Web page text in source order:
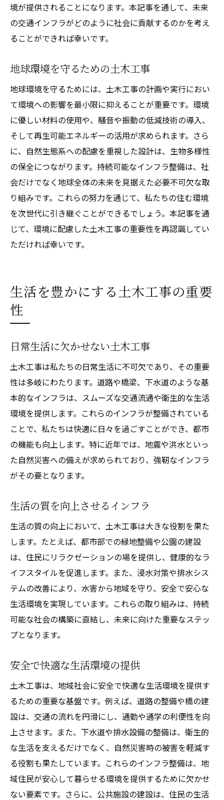
境が提供されることになります。本記事を通して、未来
の交通インフラがどのように社会に貢献するのかを考え
ることができれば幸いです。
地球環境を守るための土木工事
地球環境を守るためには、土木工事の計画や実行におい
て環境への影響を最小限に抑えることが重要です。環境
に優しい材料の使用や、騒音や振動の低減技術の導入、
そして再生可能エネルギーの活用が求められます。さら
に、自然生態系への配慮を重視した設計は、生物多様性
の保全につながります。持続可能なインフラ整備は、社
会だけでなく地球全体の未来を見据えた必要不可欠な取
り組みです。これらの努力を通じて、私たちの住む環境
を次世代に引き継ぐことができるでしょう。本記事を通
じて、環境に配慮した土木工事の重要性を再認識してい
ただければ幸いです。
生活を豊かにする土木工事の重要
性
日常生活に欠かせない土木工事
土木工事は私たちの日常生活に不可欠であり、その重要
性は多岐にわたります。道路や橋梁、下水道のような基
本的なインフラは、スムーズな交通流通や衛生的な生活
環境を提供します。これらのインフラが整備されている
ことで、私たちは快適に日々を過ごすことができ、都市
の機能も向上します。特に近年では、地震や洪水といっ
た自然災害への備えが求められており、強靭なインフラ
がその要となります。
生活の質を向上させるインフラ
生活の質の向上において、土木工事は大きな役割を果た
します。たとえば、都市部での緑地整備や公園の建設
は、住民にリラクゼーションの場を提供し、健康的なラ
イフスタイルを促進します。また、浸水対策や排水シス
テムの改善により、水害から地域を守り、安全で安心な
生活環境を実現しています。これらの取り組みは、持続
可能な社会の構築に直結し、未来に向けた重要なステッ
プとなります。
安全で快適な生活環境の提供
土木工事は、地域社会に安全で快適な生活環境を提供す
るための重要な基盤です。例えば、道路の整備や橋の建
設は、交通の流れを円滑にし、通勤や通学の利便性を向
上させます。また、下水道や排水設備の整備は、衛生的
な生活を支えるだけでなく、自然災害時の被害を軽減す
る役割も果たしています。これらのインフラ整備は、地
域住民が安心して暮らせる環境を提供するために欠かせ
ない要素です。さらに、公共施設の建設は、住民の生活